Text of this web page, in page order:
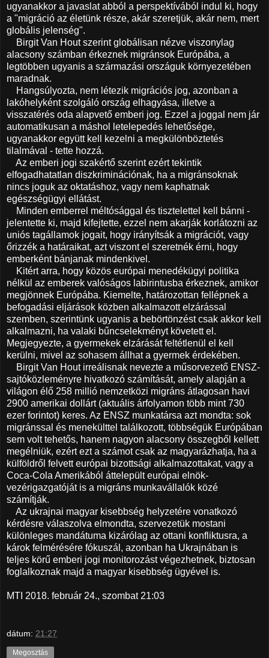
ugyanakkor a javaslat abból a perspektívából indul ki, hogy
a "migráció az életünk része, akár szeretjük, akár nem, mert
globális jelenség".
Birgit Van Hout szerint globálisan nézve viszonylag
alacsony számban érkeznek migránsok Európába, a
legtöbben ugyanis a származási országuk környezetében
maradnak.
Hangsúlyozta, nem létezik migrációs jog, azonban a
lakóhelyként szolgáló ország elhagyása, illetve a
visszatérés oda alapvető emberi jog. Ezzel a joggal nem jár
automatikusan a máshol letelepedés lehetősége,
ugyanakkor együtt kell kezelni a megkülönböztetés
tilalmával - tette hozzá.
Az emberi jogi szakértő szerint ezért tekintik
elfogadhatatlan diszkriminációnak, ha a migránsoknak
nincs joguk az oktatáshoz, vagy nem kaphatnak
egészségügyi ellátást.
Minden emberrel méltósággal és tisztelettel kell bánni -
jelentette ki, majd kifejtette, ezzel nem akarják korlátozni az
uniós tagállamok jogait, hogy irányítsák a migrációt, vagy
őrizzék a határaikat, azt viszont el szeretnék érni, hogy
emberként bánjanak mindenkivel.
Kitért arra, hogy közös európai menedékügyi politika
nélkül az emberek valóságos labirintusba érkeznek, amikor
megjönnek Európába. Kiemelte, határozottan fellépnek a
befogadási eljárások közben alkalmazott elzárással
szemben, szerintünk ugyanis a bebörtönzést csak akkor kell
alkalmazni, ha valaki bűncselekményt követett el.
Megjegyezte, a gyermekek elzárását feltétlenül el kell
kerülni, mivel az sohasem állhat a gyermek érdekében.
Birgit Van Hout irreálisnak nevezte a műsorvezető ENSZ-
sajtóközleményre hivatkozó számítását, amely alapján a
világon élő 258 millió nemzetközi migráns átlagosan havi
2900 amerikai dollárt (aktuális árfolyamon több mint 730
ezer forintot) keres. Az ENSZ munkatársa azt mondta: sok
migránssal és menekülttel találkozott, többségük Európában
sem volt tehetős, hanem nagyon alacsony összegből kellett
megélniük, ezért ezt a számot csak az magyarázhatja, ha a
külföldről felvett európai bizottsági alkalmazottakat, vagy a
Coca-Cola Amerikából áttelepült európai elnök-
vezérigazgatóját is a migráns munkavállalók közé
számítják.
Az ukrajnai magyar kisebbség helyzetére vonatkozó
kérdésre válaszolva elmondta, szervezetük mostani
különleges mandátuma kizárólag az ottani konfliktusra, a
károk felmérésére fókuszál, azonban ha Ukrajnában is
teljes körű emberi jogi monitorozást végezhetnek, biztosan
foglalkoznak majd a magyar kisebbség ügyével is.
MTI 2018. február 24., szombat 21:03
dátum: 21:27
Megosztás